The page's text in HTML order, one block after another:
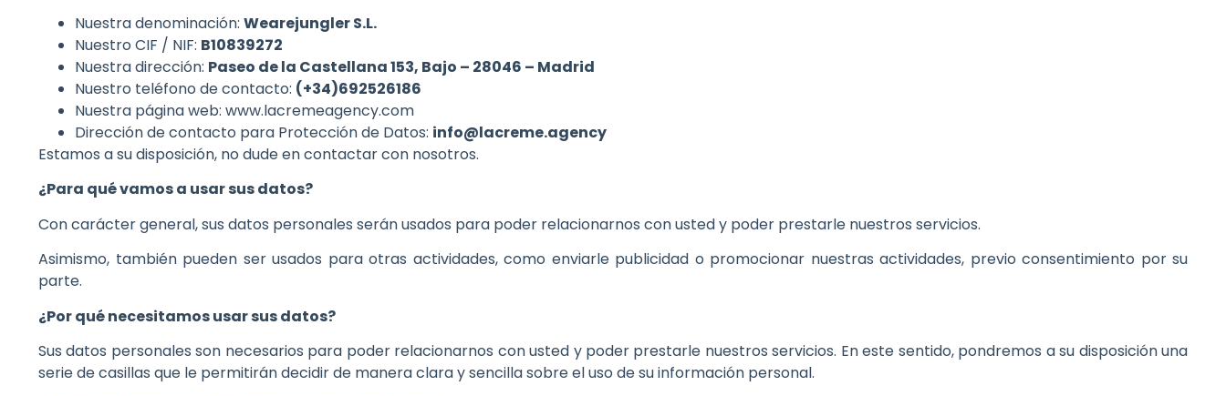
Nuestra denominación: Wearejungler S.L.
Nuestro CIF / NIF: B10839272
Nuestra dirección: Paseo de la Castellana 153, Bajo – 28046 – Madrid
Nuestro teléfono de contacto: (+34)692526186
Nuestra página web: www.lacremeagency.com
Dirección de contacto para Protección de Datos: info@lacreme.agency
Estamos a su disposición, no dude en contactar con nosotros.
¿Para qué vamos a usar sus datos?
Con carácter general, sus datos personales serán usados para poder relacionarnos con usted y poder prestarle nuestros servicios.
Asimismo, también pueden ser usados para otras actividades, como enviarle publicidad o promocionar nuestras actividades, previo consentimiento por su
parte.
¿Por qué necesitamos usar sus datos?
Sus datos personales son necesarios para poder relacionarnos con usted y poder prestarle nuestros servicios. En este sentido, pondremos a su disposición una
serie de casillas que le permitirán decidir de manera clara y sencilla sobre el uso de su información personal.